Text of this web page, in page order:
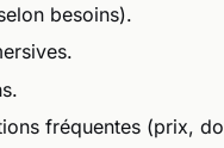
besoins).
fréquentes (prix,